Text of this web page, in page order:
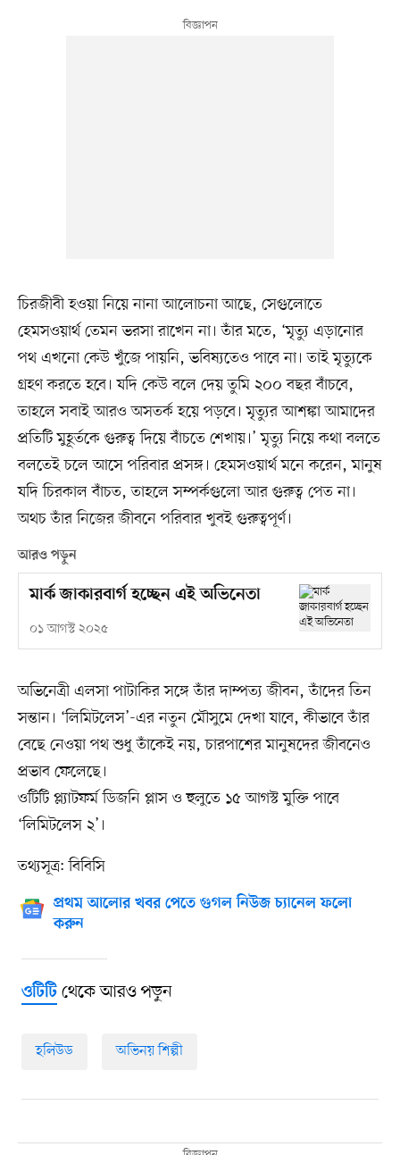
চিরজীবী হওয়া নিয়ে নানা আলোচনা আছে, সেগুলোতে
হেমসওয়ার্থ তেমন ভরসা রাখেন না। তাঁর মতে, ‘মৃত্যু এড়ানোর
পথ এখনো কেউ খুঁজে পায়নি, ভবিষ্যতেও পাবে না। তাই মৃত্যুকে
গ্রহণ করতে হবে। যদি কেউ বলে দেয় তুমি ২০০ বছর বাঁচবে,
তাহলে সবাই আরও অসতর্ক হয়ে পড়বে। মৃত্যুর আশঙ্কা আমাদের
প্রতিটি মুহূর্তকে গুরুত্ব দিয়ে বাঁচতে শেখায়।’ মৃত্যু নিয়ে কথা বলতে
বলতেই চলে আসে পরিবার প্রসঙ্গ। হেমসওয়ার্থ মনে করেন, মানুষ
যদি চিরকাল বাঁচত, তাহলে সম্পর্কগুলো আর গুরুত্ব পেত না।
অথচ তাঁর নিজের জীবনে পরিবার খুবই গুরুত্বপূর্ণ।
আরও পড়ুন
মার্ক জাকারবার্গ হচ্ছেন এই অভিনেতা
০১ আগস্ট ২০২৫
অভিনেত্রী এলসা পাটাকির সঙ্গে তাঁর দাম্পত্য জীবন, তাঁদের তিন
সন্তান। ‘লিমিটলেস’-এর নতুন মৌসুমে দেখা যাবে, কীভাবে তাঁর
বেছে নেওয়া পথ শুধু তাঁকেই নয়, চারপাশের মানুষদের জীবনেও
প্রভাব ফেলেছে।
ওটিটি প্ল্যাটফর্ম ডিজনি প্লাস ও হুলুতে ১৫ আগস্ট মুক্তি পাবে
‘লিমিটলেস ২’।
তথ্যসূত্র: বিবিসি
প্রথম আলোর খবর পেতে গুগল নিউজ চ্যানেল ফলো
করুন
ওটিটিথেকে আরও পড়ুন
হলিউড অভিনয় শিল্পী